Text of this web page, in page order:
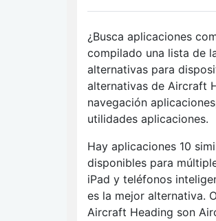
¿Busca aplicaciones
compilado una lista de
alternativas para
alternativas de Aircraft
navegación
utilidades aplicaciones.
Hay aplicaciones 10
disponibles para
iPad y teléfonos
es la mejor alternativa.
Aircraft Heading son